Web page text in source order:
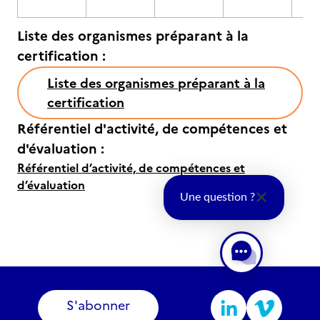
Liste des organismes préparant à la
certification :
Liste des organismes préparant à la
certification
Référentiel d'activité, de compétences et
d'évaluation :
Référentiel d’activité, de compétences et
d’évaluation
S'abonner
Une question ?